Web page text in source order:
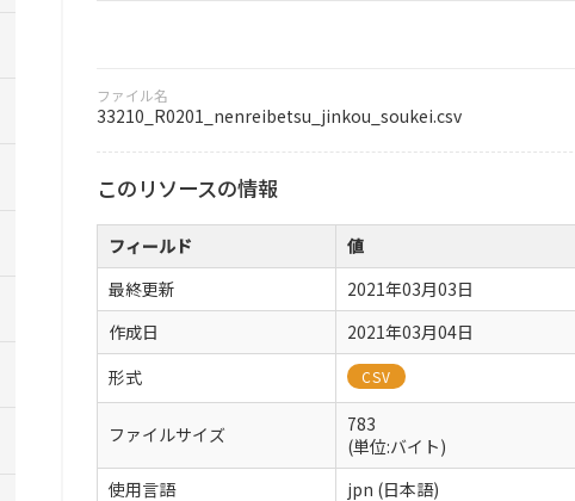
ファイル名
33210_R0201_nenreibetsu_jinkou_soukei.csv
このリソースの情報
フィールド
値
最終更新
2021年03月03日
作成日
2021年03月04日
形式
CSV
ファイルサイズ
783
(単位:バイト)
使用言語
jpn (日本語)